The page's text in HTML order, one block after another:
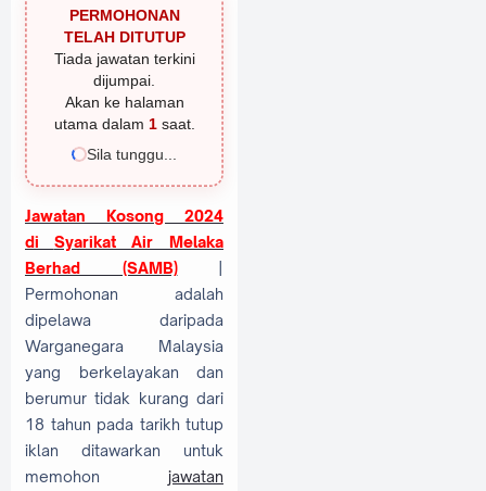
PERMOHONAN
TELAH DITUTUP
Tiada jawatan terkini
dijumpai.
Akan ke halaman
utama dalam 1saat.
Sila tunggu...
Jawatan Kosong 2024
di Syarikat Air Melaka
Berhad (SAMB)|
Permohonan adalah
dipelawa daripada
Warganegara Malaysia
yang berkelayakan dan
berumur tidak kurang dari
18 tahun pada tarikh tutup
iklan ditawarkan untuk
memohon jawatan